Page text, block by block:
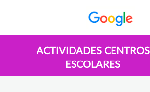
ACTIVIDADES CENTROS
ESCOLARES